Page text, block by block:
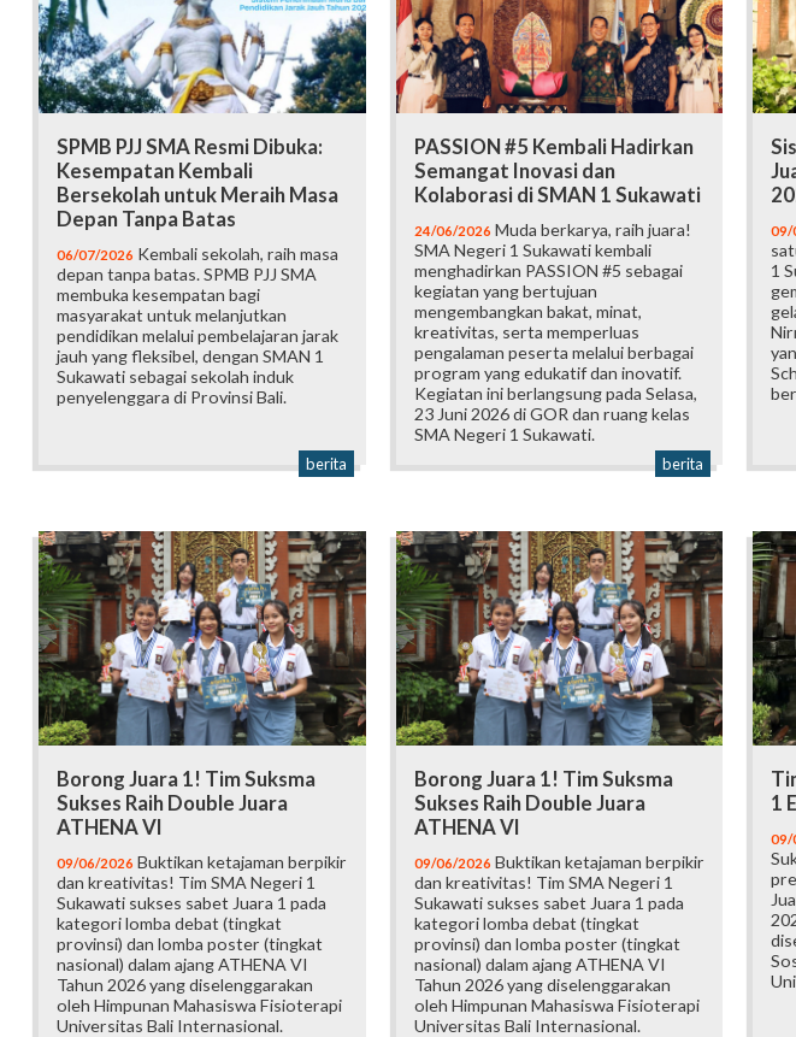
SPMB PJJ SMA Resmi Dibuka:
Kesempatan Kembali
Bersekolah untuk Meraih Masa
Depan Tanpa Batas
06/07/2026 Kembali sekolah, raih masa
depan tanpa batas. SPMB PJJ SMA
membuka kesempatan bagi
masyarakat untuk melanjutkan
pendidikan melalui pembelajaran jarak
jauh yang fleksibel, dengan SMAN 1
Sukawati sebagai sekolah induk
penyelenggara di Provinsi Bali.
berita
PASSION #5 Kembali Hadirkan
Semangat Inovasi dan
Kolaborasi di SMAN 1 Sukawati
24/06/2026 Muda berkarya, raih juara!
SMA Negeri 1 Sukawati kembali
menghadirkan PASSION #5 sebagai
kegiatan yang bertujuan
mengembangkan bakat, minat,
kreativitas, serta memperluas
pengalaman peserta melalui berbagai
program yang edukatif dan inovatif.
Kegiatan ini berlangsung pada Selasa,
23 Juni 2026 di GOR dan ruang kelas
SMA Negeri 1 Sukawati.
berita
09/
1
Borong Juara 1! Tim Suksma
Sukses Raih Double Juara
ATHENA VI
09/06/2026 Buktikan ketajaman berpikir
dan kreativitas! Tim SMA Negeri 1
Sukawati sukses sabet Juara 1 pada
kategori lomba debat (tingkat
provinsi) dan lomba poster (tingkat
nasional) dalam ajang ATHENA VI
Tahun 2026 yang diselenggarakan
oleh Himpunan Mahasiswa Fisioterapi
Universitas Bali Internasional.
Borong Juara 1! Tim Suksma
Sukses Raih Double Juara
ATHENA VI
09/06/2026 Buktikan ketajaman berpikir
dan kreativitas! Tim SMA Negeri 1
Sukawati sukses sabet Juara 1 pada
kategori lomba debat (tingkat
provinsi) dan lomba poster (tingkat
nasional) dalam ajang ATHENA VI
Tahun 2026 yang diselenggarakan
oleh Himpunan Mahasiswa Fisioterapi
Universitas Bali Internasional.
1
09/